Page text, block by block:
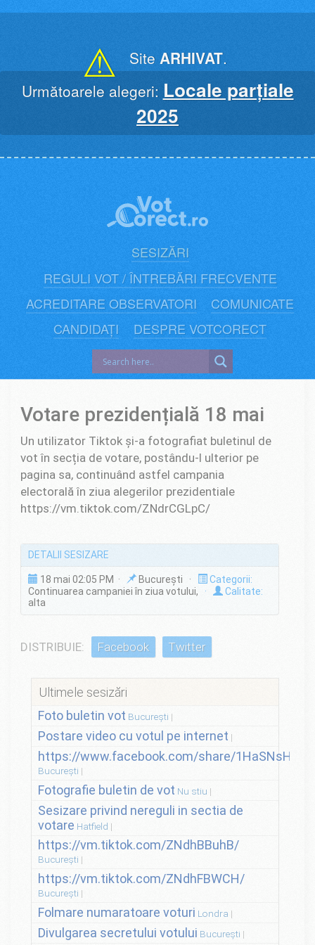
⚠ Site ARHIVAT.
Următoarele alegeri: Locale parțiale
2025
SESIZĂRI
REGULI VOT / ÎNTREBĂRI FRECVENTE
ACREDITARE OBSERVATORI
COMUNICATE
CANDIDAȚI
DESPRE VOTCORECT
Votare prezidențială 18 mai
Un utilizator Tiktok și-a fotografiat buletinul de
vot în secția de votare, postându-l ulterior pe
pagina sa, continuând astfel campania
electorală în ziua alegerilor prezidentiale
https://vm.tiktok.com/ZNdrCGLpC/
DETALII SESIZARE
18 mai 02:05 PM · București ·
Categorii:
Continuarea campaniei în ziua votului,
·
Calitate:
alta
DISTRIBUIE: Facebook Twitter
Ultimele sesizări
Foto buletin vot București
Postare video cu votul pe internet
https://www.facebook.com/share/
București
Fotografie buletin de vot Nu stiu
Sesizare privind nereguli in sectia de
votare Hatfield
https://vm.tiktok.com/ZNdhBBuhB/
București
https://vm.tiktok.com/ZNdhFBWCH/
București
Folmare numaratoare voturi Londra
Divulgarea secretului votului București